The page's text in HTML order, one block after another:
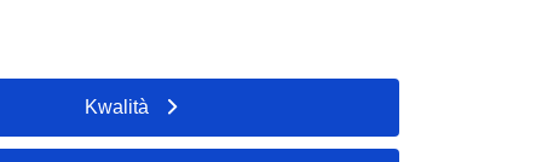
Kwalità